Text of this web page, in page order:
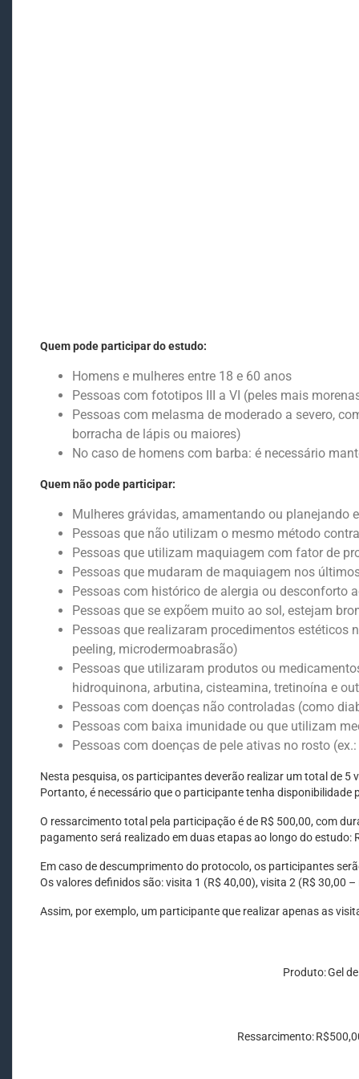
Quem pode participar do estudo:
Homens e mulheres entre 18 e 60 anos
Pessoas com fototipos III a VI (peles mais
Pessoas com melasma de moderado a severo,
borracha de lápis ou maiores)
No caso de homens com barba: é necessário
Quem não pode participar:
Mulheres grávidas, amamentando ou planejando
Pessoas que não utilizam o mesmo método
Pessoas que utilizam maquiagem com fator de
Pessoas que mudaram de maquiagem nos
Pessoas com histórico de alergia ou desconforto
Pessoas que se expõem muito ao sol, estejam
Pessoas que realizaram procedimentos estéticos
peeling, microdermoabrasão)
Pessoas que utilizaram produtos ou
hidroquinona, arbutina, cisteamina, tretinoína e
Pessoas com doenças não controladas (como
Pessoas com baixa imunidade ou que utilizam
Pessoas com doenças de pele ativas no rosto
Nesta pesquisa, os participantes deverão realizar um total de 5
Portanto, é necessário que o participante tenha
O ressarcimento total pela participação é de R$ 500,00, com
pagamento será realizado em duas etapas ao longo do estudo:
Em caso de descumprimento do protocolo, os participantes
Os valores definidos são: visita 1 (R$ 40,00), visita 2 (R$ 30,00
Assim, por exemplo, um participante que realizar apenas as
Produto: Gel
Ressarcimento: